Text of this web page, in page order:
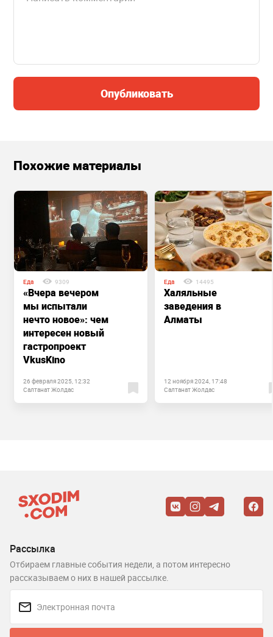
Опубликовать
Похожие материалы
Еда 9309
«Вчера вечером
мы испытали
нечто новое»: чем
интересен новый
гастропроект
VkusKino
26 февраля 2025, 12:32
Салтанат Жолдас
Еда 14495
Халяльные
заведения в
Алматы
12 ноября 2024, 17:48
Салтанат Жолдас
Рассылка
Отбираем главные события недели, а потом интересно
рассказываем о них в нашей рассылке.